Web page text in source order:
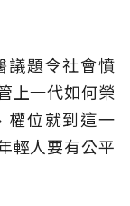
議題令社會憤
上一代如何榮
權位就到這一
輕人要有公平